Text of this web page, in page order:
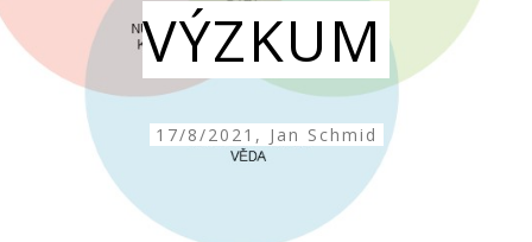
VÝZKUM
17/8/2021, Jan Schmid